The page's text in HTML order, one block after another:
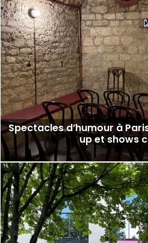
Spectacles d’humour à
up et shows